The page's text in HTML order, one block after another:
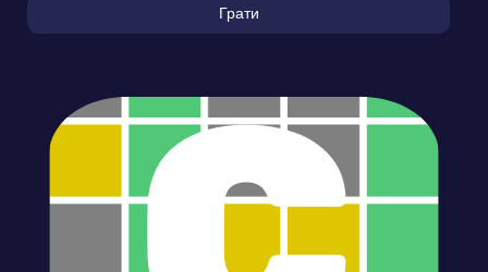
Грати